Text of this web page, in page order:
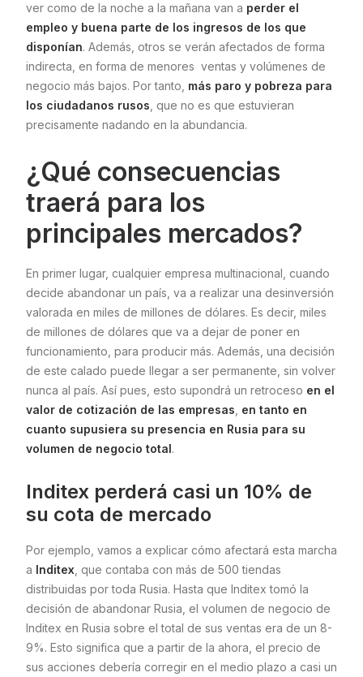
ver como de la noche a la mañana van a perder el
empleo y buena parte de los ingresos de los que
disponían. Además, otros se verán afectados de forma
indirecta, en forma de menores ventas y volúmenes de
negocio más bajos. Por tanto, más paro y pobreza para
los ciudadanos rusos , que no es que estuvieran
precisamente nadando en la abundancia.
¿Qué consecuencias
traerá para los
principales mercados?
En primer lugar, cualquier empresa multinacional, cuando
decide abandonar un país, va a realizar una desinversión
valorada en miles de millones de dólares. Es decir, miles
de millones de dólares que va a dejar de poner en
funcionamiento, para producir más. Además, una decisión
de este calado puede llegar a ser permanente, sin volver
nunca al país. Así pues, esto supondrá un retroceso en el
valor de cotización de las empresas en tanto en
cuanto supusiera su presencia en Rusia para su
volumen de negocio total.
Inditex perderá casi un 10% de
su cota de mercado
Por ejemplo, vamos a explicar cómo afectará esta marcha
a Inditex , que contaba con más de 500 tiendas
distribuidas por toda Rusia. Hasta que Inditex tomó la
decisión de abandonar Rusia, el volumen de negocio de
Inditex en Rusia sobre el total de sus ventas era de un 8-
9%. Esto significa que a partir de la ahora, el precio de
sus acciones debería corregir en el medio plazo a casi un